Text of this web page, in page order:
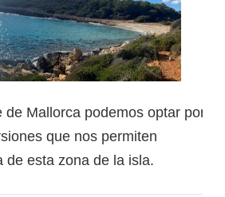
de Mallorca podemos optar por
que nos permiten
de esta zona de la isla.